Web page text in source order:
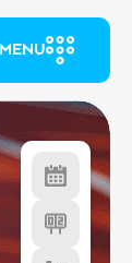
MENU